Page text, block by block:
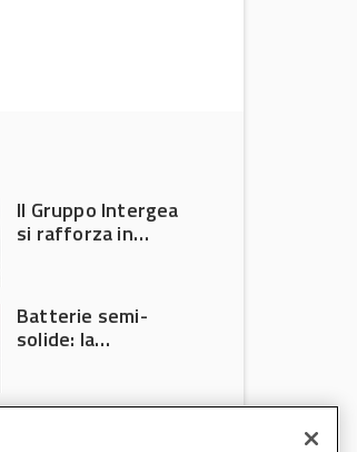
Il Gruppo Intergea
si rafforza in
Batterie semi-
solide: la
accelerare la